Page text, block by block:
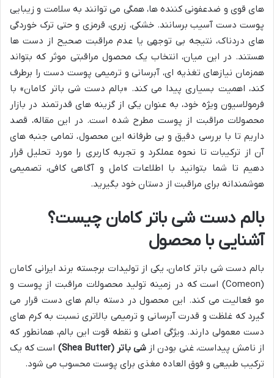
های قوی و ضدعفونی کننده ها، همگی می توانند به سلامت و زیبایی
پوست دست آسیب برسانند. خشکی، زبری، قرمزی و حتی ترک خوردگی
های دردناک، نتیجه بی توجهی یا عدم مراقبت صحیح از دست ها
هستند. در این میان، انتخاب یک محصول مراقبتی موثر که بتواند
همزمان نیازهای تغذیه ای، آبرسانی و ترمیمی پوست دست را برطرف
کند، اهمیت بسیاری پیدا می کند. «بالم دست شی باتر کامان» با
فرمولاسیون ویژه خود، به عنوان یکی از گزینه های قدرتمند در بازار
محصولات مراقبت از پوست مطرح شده است. در این مقاله، قصد
داریم تا با بررسی دقیق و بی طرفانه این محصول، تمامی جنبه های
آن از ترکیبات تا نحوه عملکرد و تجربه کاربری را مورد تحلیل قرار
دهیم تا شما بتوانید با اطلاعات کامل و آگاهی کافی، تصمیمی
هوشمندانه برای مراقبت از دستان خود بگیرید.
بالم دست شی باتر کامان چیست؟
آشنایی با محصول
بالم دست شی باتر کامان، یکی از تولیدات برجسته برند ایرانی کامان
(Comeon) است که در زمینه تولید محصولات مراقبت از پوست و
مو فعالیت می کند. این محصول در دسته بالم های دست قرار می
گیرد که غلظت و قدرت آبرسانی و ترمیمی بالاتری نسبت به کرم های
دست معمولی دارند. ویژگی اصلی و نقطه قوت این بالم، همانطور که
از نامش پیداست، غنی بودن از شی باتر (Shea Butter)
است که یک
ترکیب طبیعی و فوق العاده مغذی برای پوست محسوب می شود.